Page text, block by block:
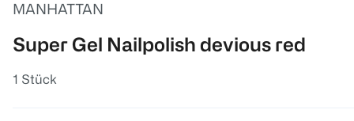
MANHATTAN
Super Gel Nailpolish devious red
1 Stück